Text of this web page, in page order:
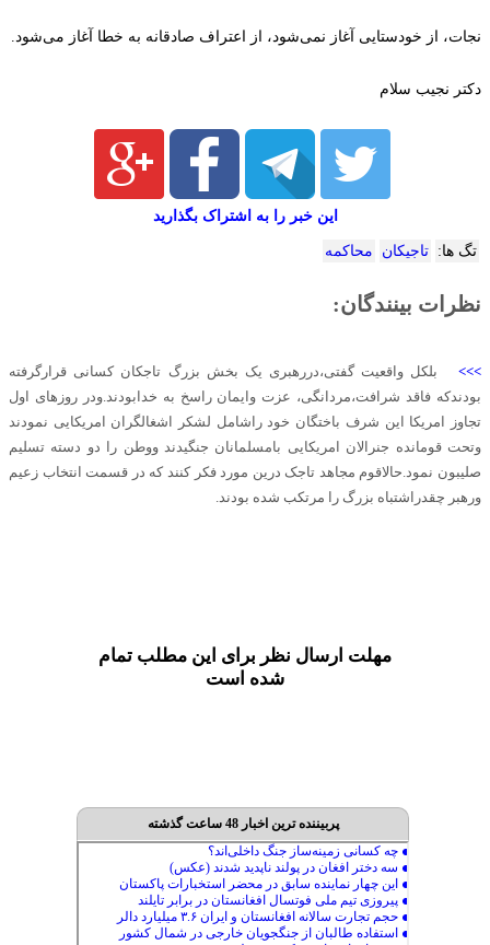
نجات، از خودستایی آغاز نمی‌شود، از اعتراف صادقانه به خطا آغاز می‌شود.
دکتر نجیب سلام
این خبر را به اشتراک بگذارید
تگ ها: تاجیکان محاکمه
نظرات بینندگان:
>>> بلکل واقعیت گفتی،دررهبری یک بخش بزرگ تاجکان کسانی قرارگرفته
بودندکه فاقد شرافت،مردانگی، عزت وایمان راسخ به خدابودند.ودر روزهای اول
تجاوز امریکا این شرف باختگان خود راشامل لشکر اشغالگران امریکایی نمودند
وتحت قومانده جنرالان امریکایی بامسلمانان جنگیدند ووطن را دو دسته تسلیم
صلیبون نمود.حالاقوم مجاهد تاجک درین مورد فکر کنند که در قسمت انتخاب زعیم
ورهبر چقدراشتباه بزرگ را مرتکب شده بودند.
مهلت ارسال نظر برای این مطلب تمام
شده است
پربیننده ترین اخبار 48 ساعت گذشته